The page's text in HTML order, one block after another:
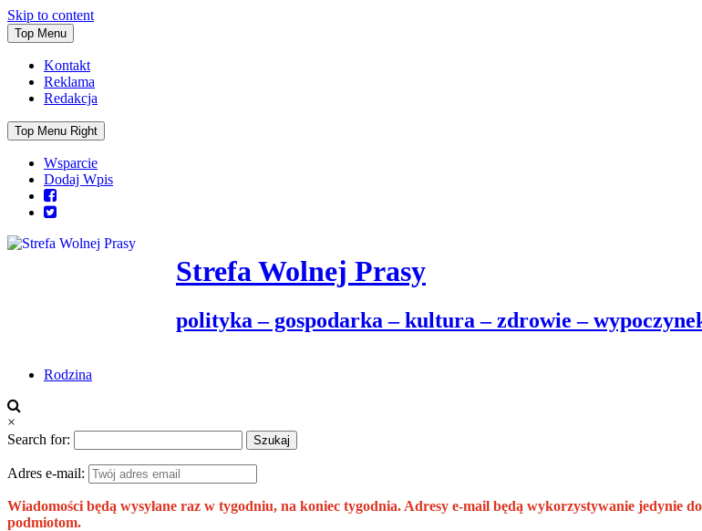
Skip to content
Top Menu
Kontakt
Reklama
Redakcja
Top Menu Right
Wsparcie
Dodaj Wpis
Strefa Wolnej Prasy
polityka – gospodarka – kultura – zdrowie –
Rodzina
×
Search for:
Adres e-mail:
Wiadomości będą wysyłane raz w tygodniu, na koniec tygodnia. Adresy e-mail będą wykorzystywanie jedynie
podmiotom.